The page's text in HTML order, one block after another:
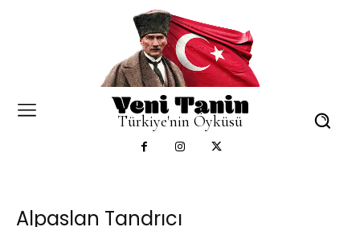
Türkiye'nin Öyküsü
Alpaslan Tandrıcı